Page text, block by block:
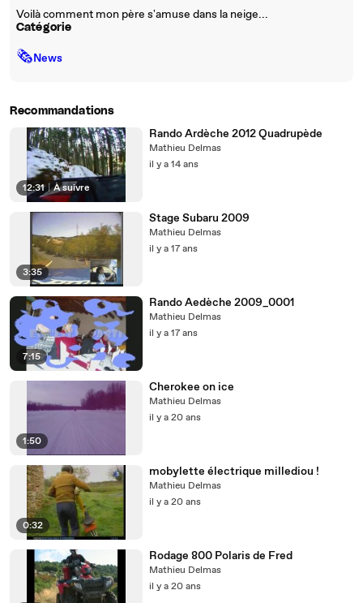
Voilà comment mon père s'amuse dans la neige...
Catégorie
🗞News
Recommandations
12:31 | À suivre
Rando Ardèche 2012 Quadrupède
Mathieu Delmas
il y a 14 ans
3:35
Stage Subaru 2009
Mathieu Delmas
il y a 17 ans
7:15
Rando Aedèche 2009_0001
Mathieu Delmas
il y a 17 ans
1:50
Cherokee on ice
Mathieu Delmas
il y a 20 ans
0:32
mobylette électrique millediou !
Mathieu Delmas
il y a 20 ans
Rodage 800 Polaris de Fred
Mathieu Delmas
il y a 20 ans